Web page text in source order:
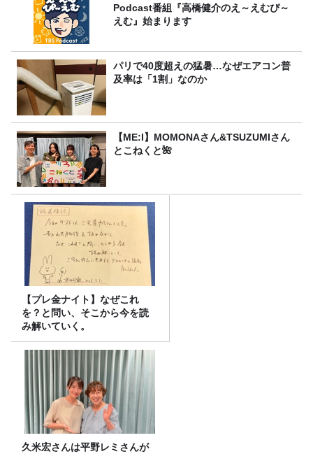
Podcast番組『高橋健介のえ～えむぴ～
えむ』始まります
パリで40度超えの猛暑…なぜエアコン普
及率は「1割」なのか
【ME:I】MOMONAさん&TSUZUMIさん
とこねくと🌺
【プレ金ナイト】なぜこれ
を？と問い、そこから今を読
み解いていく。
久米宏さんは平野レミさんが